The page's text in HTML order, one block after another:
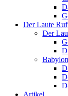
Der Laute Ruf
Der
Artikel